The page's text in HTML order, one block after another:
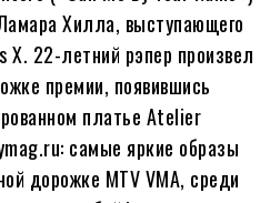
Хилла, выступающего
X. 22-летний рэпер произвел
премии, появившись
платье Atelier
самые яркие образы
дорожке MTV VMA, среди